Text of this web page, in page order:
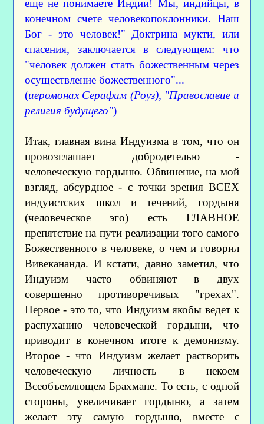
еще не понимаете Индии! Мы, индийцы, в
конечном счете человекопоклонники. Наш
Бог - это человек!" Доктрина мукти, или
спасения, заключается в следующем: что
"человек должен стать божественным через
осуществление божественного"...
(иеромонах Серафим (Роуз), "Православие и
религия будущего")
Итак, главная вина Индуизма в том, что он
провозглашает добродетелью -
человеческую гордыню. Обвинение, на мой
взгляд, абсурдное - с точки зрения ВСЕХ
индуистских школ и течений, гордыня
(человеческое эго) есть ГЛАВНОЕ
препятствие на пути реализации того самого
Божественного в человеке, о чем и говорил
Вивекананда. И кстати, давно заметил, что
Индуизм часто обвиняют в двух
совершенно противоречивых "грехах".
Первое - это то, что Индуизм якобы ведет к
распуханию человеческой гордыни, что
приводит в конечном итоге к демонизму.
Второе - что Индуизм желает растворить
человеческую личность в некоем
Всеобъемлющем Брахмане. То есть, с одной
стороны, увеличивает гордыню, а затем
желает эту самую гордыню, вместе с